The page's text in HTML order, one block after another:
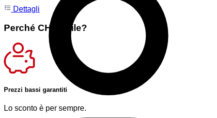
Dettagli
Perché CHmobile?
Prezzi bassi garantiti
Lo sconto è per sempre.